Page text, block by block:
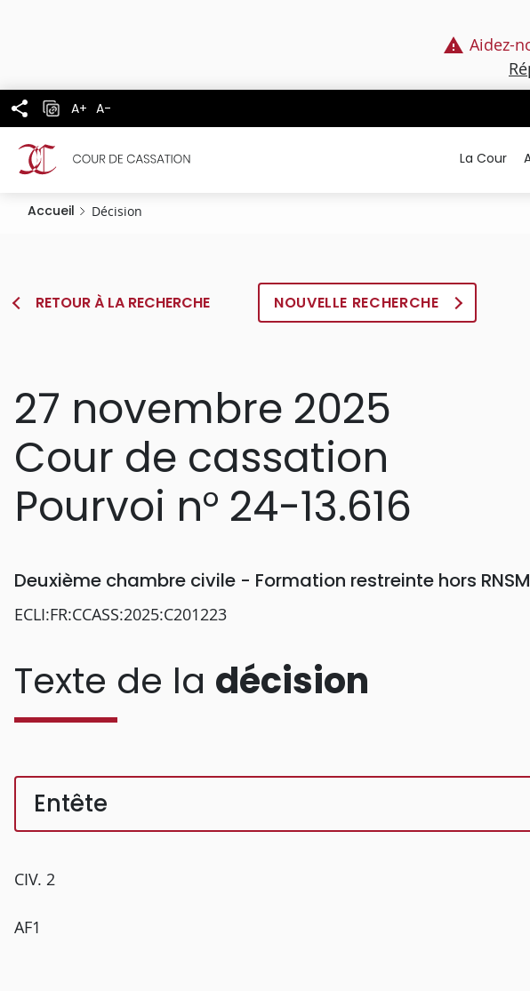
Aidez-
A+ A-
La Cour
Accueil Décision
RETOUR À LA RECHERCHE NOUVELLE RECHERCHE
27 novembre 2025
Cour de cassation
Pourvoi n° 24-13.616
Deuxième chambre civile - Formation restreinte hors
ECLI:FR:CCASS:2025:C201223
Texte de la décision
Entête
CIV. 2
AF1